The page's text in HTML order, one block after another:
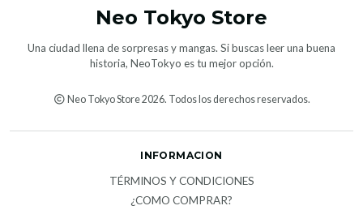
Neo Tokyo Store
Una ciudad llena de sorpresas y mangas. Si buscas leer una buena
historia, NeoTokyo es tu mejor opción.
Neo Tokyo Store 2026. Todos los derechos reservados.
INFORMACION
TÉRMINOS Y CONDICIONES
¿COMO COMPRAR?